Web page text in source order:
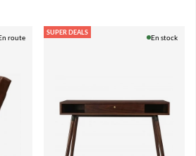
route
SUPER DEALS
En stock